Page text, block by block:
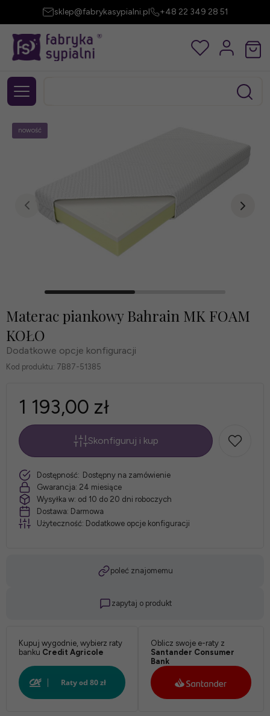
sklep@fabrykasypialni.pl +48 22 349 28 51
nowość
Materac piankowy Bahrain MK FOAM
KOŁO
Dodatkowe opcje konfiguracji
Kod produktu: 7B87-51385
1 193,00 zł
*Rozmiar
materaca:
*
Biały:
szt.
Skonfiguruj i kup
Dostępność: Dostępny na zamówienie
Gwarancja: 24 miesiące
Wysyłka w: od 10 do 20 dni roboczych
Dostawa: Darmowa
Użyteczność: Dodatkowe opcje konfiguracji
poleć znajomemu
zapytaj o produkt
Kupuj wygodnie, wybierz raty
banku Credit Agricole
Oblicz swoje e-raty z
Santander Consumer
Bank